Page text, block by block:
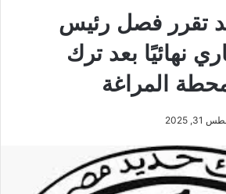
تقرر فصل رئيس
نهائيًا بعد ترك
المراغة
2025